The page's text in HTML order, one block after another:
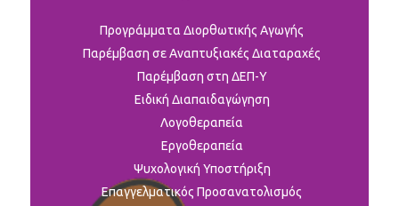
Προγράμματα Διορθωτικής Αγωγής
Παρέμβαση σε Αναπτυξιακές Διαταραχές
Παρέμβαση στη ΔΕΠ-Υ
Ειδική Διαπαιδαγώγηση
Λογοθεραπεία
Εργοθεραπεία
Ψυχολογική Υποστήριξη
Επαγγελματικός Προσανατολισμός